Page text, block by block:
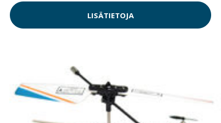
LISÄTIETOJA